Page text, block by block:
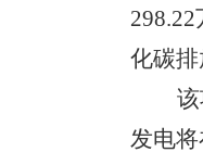
化碳排
发电